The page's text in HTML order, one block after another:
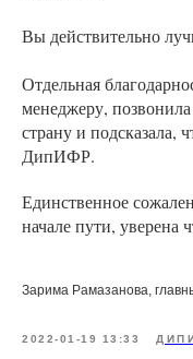
Вы действительно
Отдельная
менеджеру,
страну и подсказала,
ДипИФР.
Единственное
начале пути, уверена
Зарима Рамазанова,
2022-01-19 13:33